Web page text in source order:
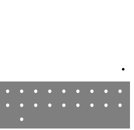
• • • • • • • •
•
• • • • • • • •
•
•